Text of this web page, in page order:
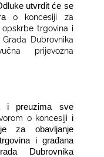
utvrdit će se
o koncesiji za
trgovina i
Dubrovnika
prijevozna
i preuzima sve
o koncesiji i
za obavljanje
i građana
Dubrovnika